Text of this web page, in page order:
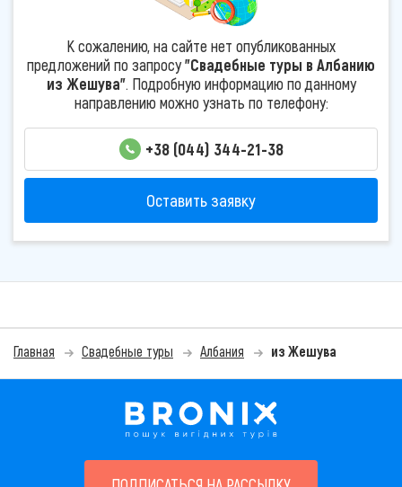
К сожалению, на сайте нет опубликованных
предложений по запросу"Свадебные туры в Албанию
из Жешува". Подробную информацию по данному
направлению можно узнать по телефону:
+38 (044) 344-21-38
Оставить заявку
Главная Свадебные туры Албания из Жешува